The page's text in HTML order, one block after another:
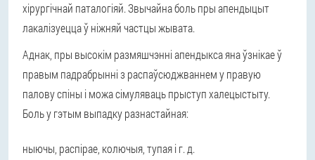
хірургічнай паталогіяй. Звычайна боль пры апендыцыт
лакалізуецца ў ніжняй частцы жывата.
Аднак, пры высокім размяшчэнні апендыкса яна ўзнікае ў
правым падрабрынні з распаўсюджваннем у правую
палову спіны і можа сімуляваць прыступ халецыстыту.
Боль у гэтым выпадку разнастайная:
ныючы, распірае, колючыя, тупая і г. д.